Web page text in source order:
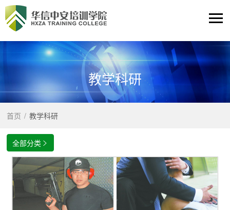
教学科研
首页 / 教学科研
全部分类 